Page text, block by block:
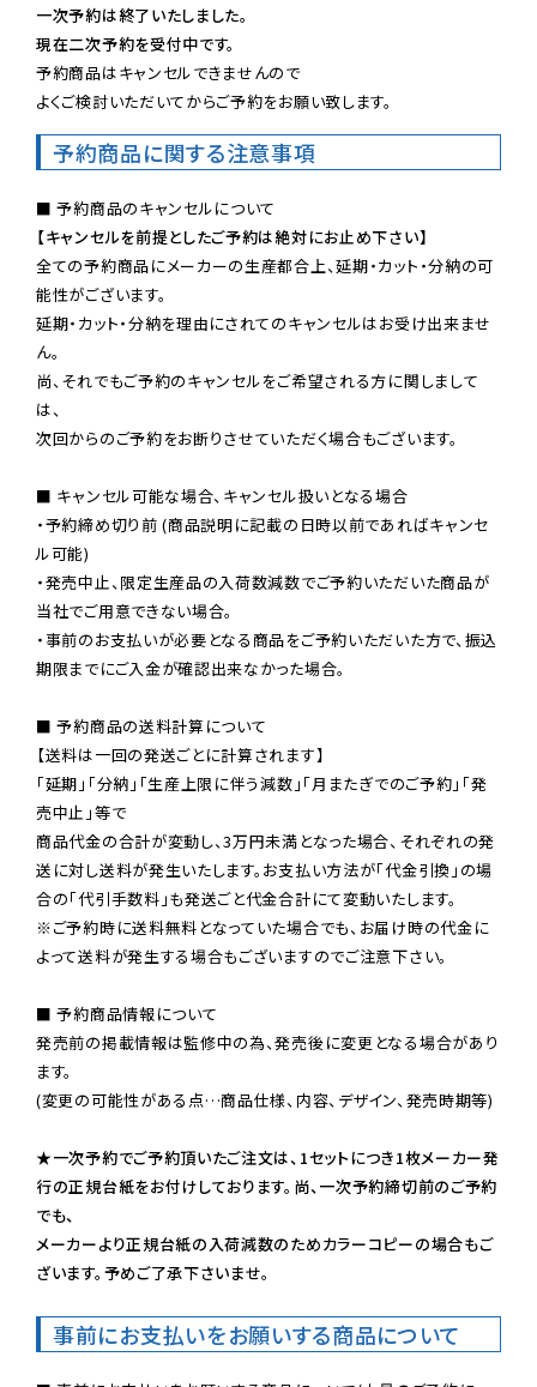
一次予約は終了いたしました。
現在二次予約を受付中です。
予約商品はキャンセルできませんので
よくご検討いただいてからご予約をお願い致します。
予約商品に関する注意事項
【キャンセルを前提としたご予約は絶対にお止め下さい】
全ての予約商品にメーカーの生産都合上、延期・カット・分納の可
能性がございます。
延期・カット・分納を理由にされてのキャンセルはお受け出来ませ
ん。
尚、それでもご予約のキャンセルをご希望される方に関しまして
は、
次回からのご予約をお断りさせていただく場合もございます。
■ キャンセル可能な場合、キャンセル扱いとなる場合
・予約締め切り前 (商品説明に記載の日時以前であればキャンセ
ル可能)
・発売中止、限定生産品の入荷数減数でご予約いただいた商品が
当社でご用意できない場合。
・事前のお支払いが必要となる商品をご予約いただいた方で、振込
期限までにご入金が確認出来なかった場合。
■ 予約商品の送料計算について
【送料は一回の発送ごとに計算されます】
「延期」「分納」「生産上限に伴う減数」「月またぎでのご予約」「発
売中止」等で
商品代金の合計が変動し、3万円未満となった場合、それぞれの発
送に対し送料が発生いたします。お支払い方法が「代金引換」の場
※ご予約時に送料無料となっていた場合でも、お届け時の代金に
よって送料が発生する場合もございますのでご注意下さい。
■ 予約商品情報について
発売前の掲載情報は監修中の為、発売後に変更となる場合があり
ます。
(変更の可能性がある点…商品仕様、内容、デザイン、発売時期等)
★一次予約でご予約頂いたご注文は、1セットにつき1枚メーカー発
行の正規台紙をお付けしております。尚、一次予約締切前のご予約
でも、
メーカーより正規台紙の入荷減数のためカラーコピーの場合もご
ざいます。予めご了承下さいませ。
事前にお支払いをお願いする商品について